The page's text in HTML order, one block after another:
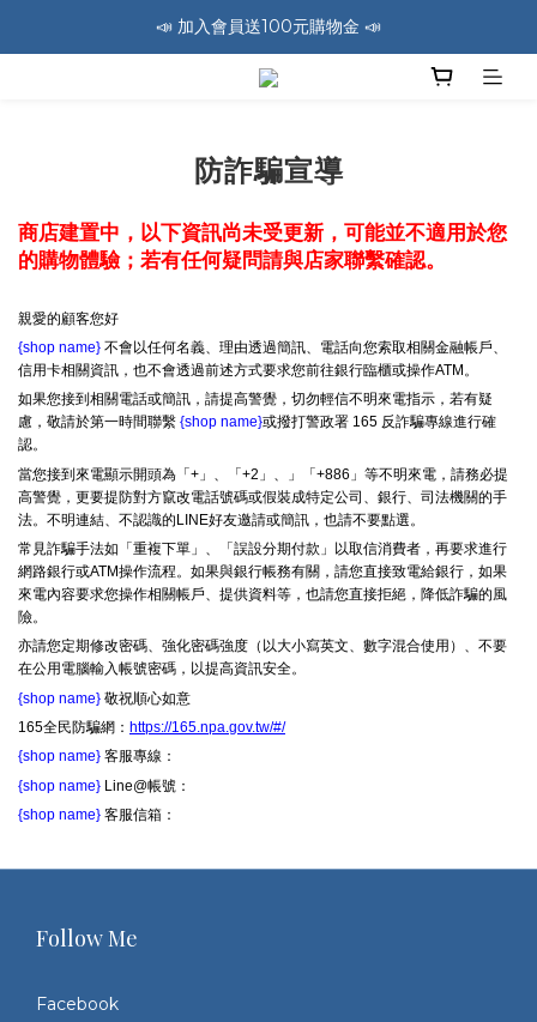
🚛 全館消費滿1200免運費 🚛
📣 加入會員送100元購物金 📣
🚛 全館消費滿1200免運費 🚛
防詐騙宣導
商店建置中，以下資訊尚未受更新，可能並不適用於您
的購物體驗；若有任何疑問請與店家聯繫確認。
親愛的顧客您好
{shop name} 不會以任何名義、理由透過簡訊、電話向您索取相關金融帳戶、
信用卡相關資訊，也不會透過前述方式要求您前往銀行臨櫃或操作ATM。
如果您接到相關電話或簡訊，請提高警覺，切勿輕信不明來電指示，若有疑
慮，敬請於第一時間聯繫 {shop name}或撥打警政署 165 反詐騙專線進行確
認。
當您接到來電顯示開頭為「+」、「+2」、」「+886」等不明來電，請務必提
高警覺，更要提防對方竄改電話號碼或假裝成特定公司、銀行、司法機關的手
法。不明連結、不認識的LINE好友邀請或簡訊，也請不要點選。
常見詐騙手法如「重複下單」、「誤設分期付款」以取信消費者，再要求進行
網路銀行或ATM操作流程。如果與銀行帳務有關，請您直接致電給銀行，如果
來電內容要求您操作相關帳戶、提供資料等，也請您直接拒絕，降低詐騙的風
險。
亦請您定期修改密碼、強化密碼強度（以大小寫英文、數字混合使用）、不要
在公用電腦輸入帳號密碼，以提高資訊安全。
{shop name} 敬祝順心如意
165全民防騙網： https://165.npa.gov.tw/#/
{shop name} 客服專線：
{shop name} Line@帳號：
{shop name} 客服信箱：
Follow Me
Facebook